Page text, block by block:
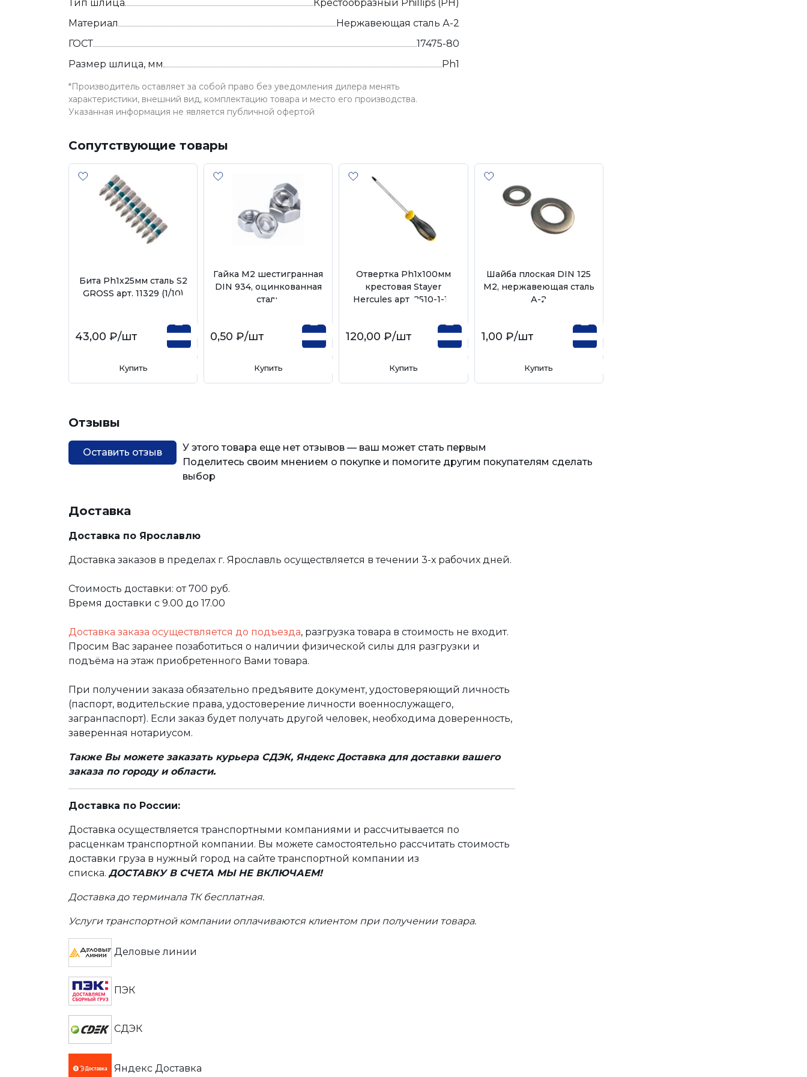
Тип шлица
Крестообразный Phillips (PH)
Материал
Нержавеющая сталь А-2
ГОСТ
17475-80
Размер шлица, мм
Ph1
*Производитель оставляет за собой право без уведомления дилера менять
характеристики, внешний вид, комплектацию товара и место его производства.
Указанная информация не является публичной офертой
Сопутствующие товары
Бита Ph1х25мм сталь S2
GROSS арт. 11329 (1/10)
43,00 ₽/шт
Купить
Гайка М2 шестигранная
DIN 934, оцинкованная
сталь
0,50 ₽/шт
Купить
Отвертка Ph1х100мм
крестовая Stayer
Hercules арт. 2510-1-10
120,00 ₽/шт
Купить
Шайба плоская DIN 125
М2, нержавеющая сталь
А-2
1,00 ₽/шт
Купить
Отзывы
Оставить отзыв
У этого товара еще нет отзывов — ваш может стать первым
Поделитесь своим мнением о покупке и помогите другим покупателям сделать
выбор
Доставка
Доставка по Ярославлю
Доставка заказов в пределах г. Ярославль осуществляется в течении 3-х рабочих дней.
Стоимость доставки: от 700 руб.
Время доставки с 9.00 до 17.00
Доставка заказа осуществляется до подъезда, разгрузка товара в стоимость не входит.
Просим Вас заранее позаботиться о наличии физической силы для разгрузки и
подъёма на этаж приобретенного Вами товара.
При получении заказа обязательно предъявите документ, удостоверяющий личность
(паспорт, водительские права, удостоверение личности военнослужащего,
загранпаспорт). Если заказ будет получать другой человек, необходима доверенность,
заверенная нотариусом.
Также Вы можете заказать курьера СДЭК, Яндекс Доставка для доставки вашего
заказа по городу и области.
Доставка по России:
Доставка осуществляется транспортными компаниями и рассчитывается по
расценкам транспортной компании. Вы можете самостоятельно рассчитать стоимость
доставки груза в нужный город на сайте транспортной компании из
списка. ДОСТАВКУ В СЧЕТА МЫ НЕ ВКЛЮЧАЕМ!
Доставка до терминала ТК бесплатная.
Услуги транспортной компании оплачиваются клиентом при получении товара.
Деловые линии
ПЭК
СДЭК
Яндекс Доставка